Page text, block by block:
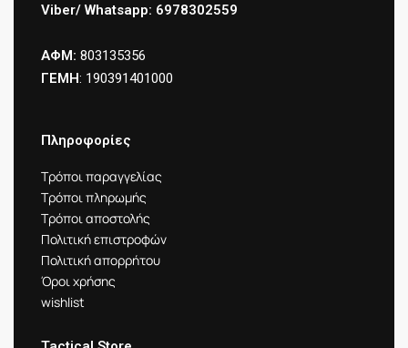
Viber/ Whatsapp: 6978302559
ΑΦΜ: 803135356
ΓΕΜΗ: 190391401000
Πληροφορίες
Τρόποι παραγγελίας
Τρόποι πληρωμής
Τρόποι αποστολής
Πολιτική επιστροφών
Πολιτική απορρήτου
Όροι χρήσης
wishlist